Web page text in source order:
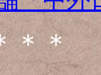
＊＊